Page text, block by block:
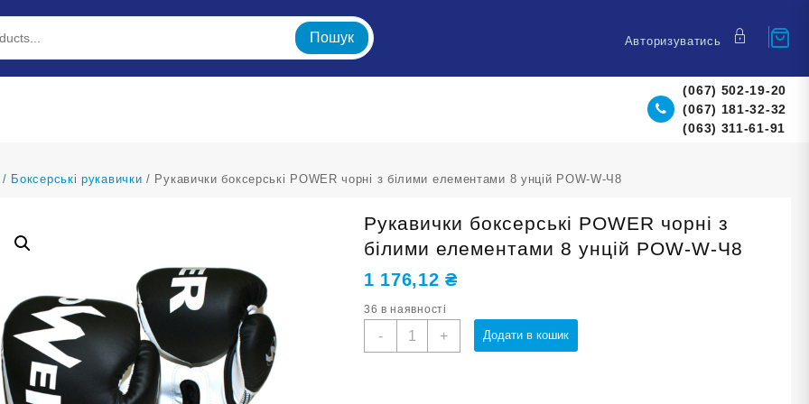
Пошук Авторизуватись
(067) 502-19-20
(067) 181-32-32
(063) 311-61-91
/ Боксерські рукавички / Рукавички боксерські POWER чорні з білими елементами 8 унцій POW-W-Ч8
Рукавички боксерські POWER чорні з
білими елементами 8 унцій POW-W-Ч8
1 176,12₴
36 в наявності
-
Рукавички
+ Додати в кошик